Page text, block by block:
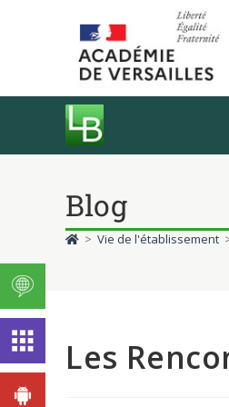
Blog
> Vie de l'établissement
Les